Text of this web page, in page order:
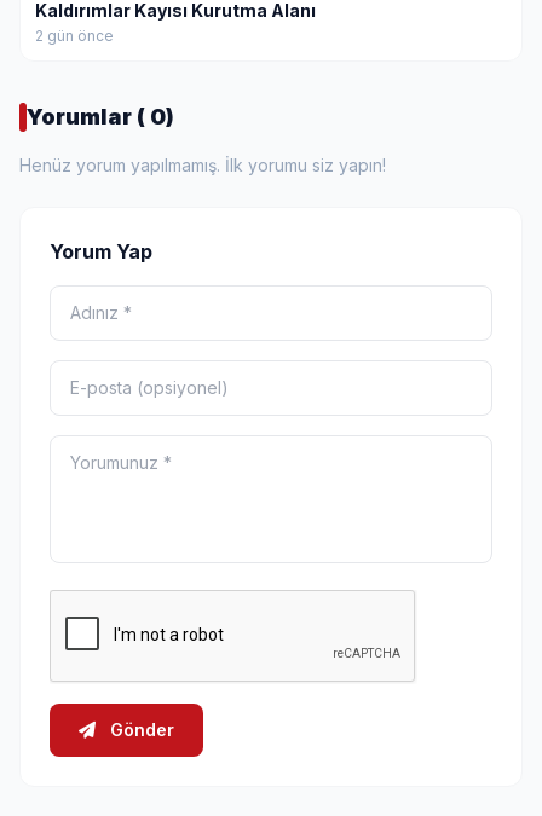
Kaldırımlar Kayısı Kurutma Alanı
2 gün önce
Yorumlar ( 0)
Henüz yorum yapılmamış. İlk yorumu siz yapın!
Yorum Yap
Gönder